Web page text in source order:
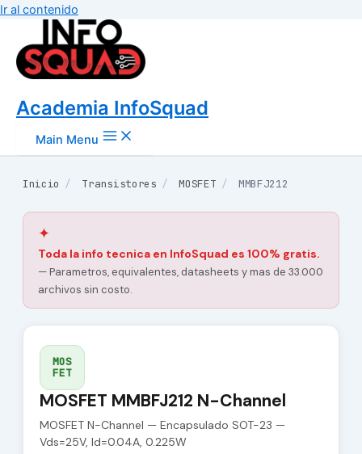
Ir al contenido
Academia InfoSquad
Main Menu
Inicio / Transistores / MOSFET / MMBFJ212
✦
Toda la info tecnica en InfoSquad es 100% gratis.
— Parametros, equivalentes, datasheets y mas de 33.000
archivos sin costo.
MOS
FET
MOSFET MMBFJ212 N-Channel
MOSFET N-Channel — Encapsulado SOT-23 —
Vds=25V, Id=0.04A, 0.225W